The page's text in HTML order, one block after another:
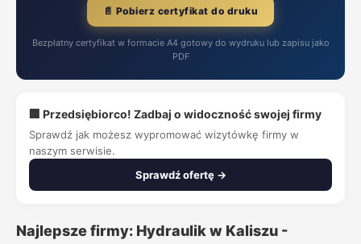
📄 Pobierz certyfikat do druku
Bezpłatny certyfikat w formacie A4 gotowy do wydruku lub zapisu jako
PDF
🏢 Przedsiębiorco! Zadbaj o widoczność swojej firmy
Sprawdź jak możesz wypromować wizytówkę firmy w
naszym serwisie.
Sprawdź ofertę →
Najlepsze firmy: Hydraulik w Kaliszu -